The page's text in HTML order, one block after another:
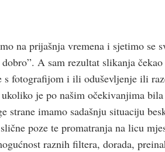
na prijašnja vremena i sjetimo
dobro”. A sam rezultat slikanja
s fotografijom i ili oduševljenje ili
je po našim očekivanjima
strane imamo sadašnju situaciju
poze te promatranja na licu
raznih filtera, dorada,